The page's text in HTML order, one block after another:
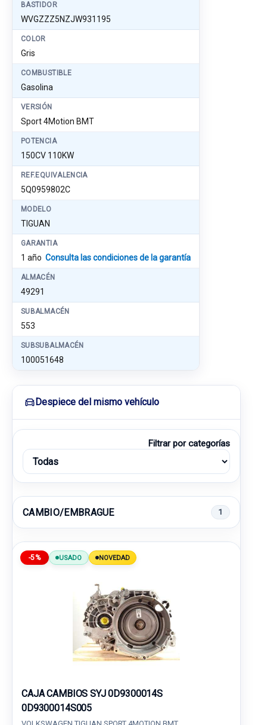
BASTIDOR
WVGZZZ5NZJW931195
COLOR
Gris
COMBUSTIBLE
Gasolina
VERSIÓN
Sport 4Motion BMT
POTENCIA
150CV 110KW
REF.EQUIVALENCIA
5Q0959802C
MODELO
TIGUAN
GARANTIA
1 año Consulta las condiciones de la garantía
ALMACÉN
49291
SUBALMACÉN
553
SUBSUBALMACÉN
100051648
Despiece del mismo vehículo
Filtrar por categorías
CAMBIO/EMBRAGUE 1
-5% USADO NOVEDAD
CAJA CAMBIOS SYJ 0D9300014S
0D9300014S005